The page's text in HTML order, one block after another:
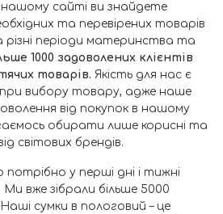
сайті ви знайдете
та перевірених товарів
різні періоди материнства та
1000 задоволених клієнтів
товарів. Якість для нас є
вибору товару, адже наше
від покупок в нашому
обирати лише корисні та
світових брендів.
у перші дні і тижні
вже зібрали більше 5000
сумки в пологовий – це